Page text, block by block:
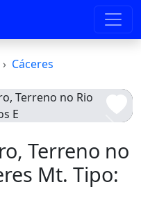
Cáceres
Terreno no
Mt. Tipo: